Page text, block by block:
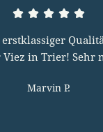
in Trier! Sehr
Marvin P.